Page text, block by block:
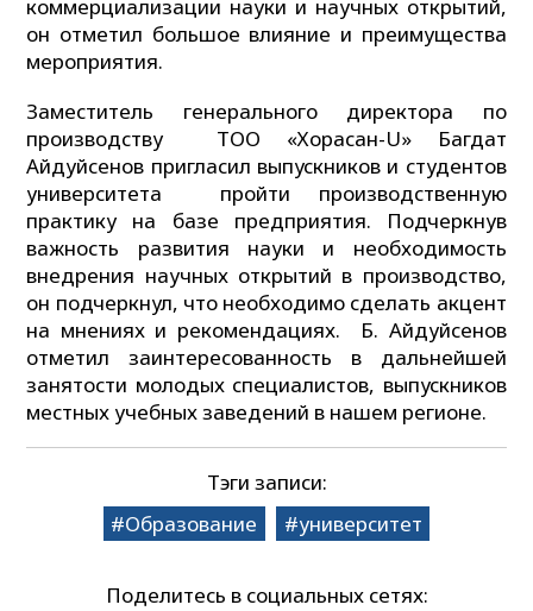
коммерциализации науки и научных открытий,
он отметил большое влияние и преимущества
мероприятия.
Заместитель генерального директора по
производству ТОО «Хорасан-U» Багдат
Айдуйсенов пригласил выпускников и студентов
университета пройти производственную
практику на базе предприятия. Подчеркнув
важность развития науки и необходимость
внедрения научных открытий в производство,
он подчеркнул, что необходимо сделать акцент
на мнениях и рекомендациях. Б. Айдуйсенов
отметил заинтересованность в дальнейшей
занятости молодых специалистов, выпускников
местных учебных заведений в нашем регионе.
Тэги записи:
Образование
университет
Поделитесь в социальных сетях: